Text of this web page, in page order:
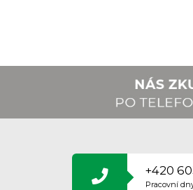
+420
Pracovní